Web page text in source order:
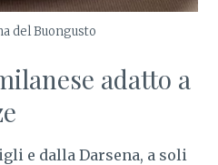
del Buongusto
adatto a
e dalla Darsena, a soli